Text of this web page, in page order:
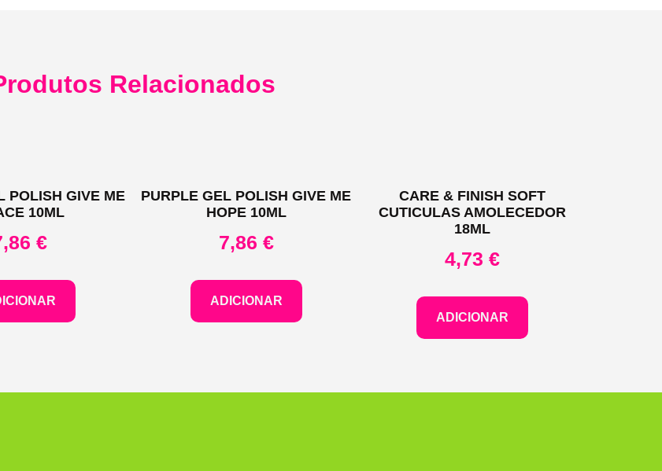
Relacionados
POLISH GIVE ME
10ML
€
PURPLE GEL POLISH GIVE ME
HOPE 10ML
7,86 €
ADICIONAR
CARE & FINISH SOFT
CUTICULAS AMOLECEDOR
18ML
4,73 €
ADICIONAR